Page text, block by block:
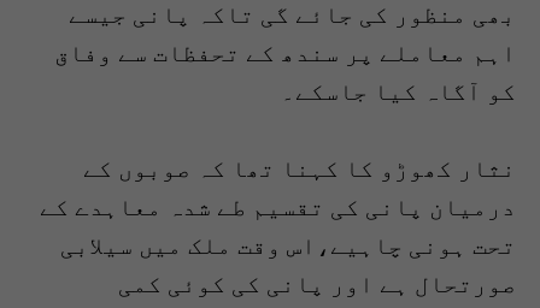
بھی منظور کی جائے گی تاکہ پانی جیسے
اہم معاملے پر سندھ کے تحفظات سے وفاق
کو آگاہ کیا جاسکے۔
نثار کھوڑو کا کہنا تھا کہ صوبوں کے
درمیان پانی کی تقسیم طے شدہ معاہدے کے
تحت ہونی چاہیے،اس وقت ملک میں سیلابی
صورتحال ہے اور پانی کی کوئی کمی